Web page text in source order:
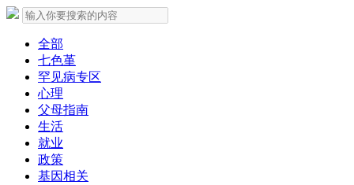
全部
七色堇
罕见病专区
心理
父母指南
生活
就业
政策
基因相关